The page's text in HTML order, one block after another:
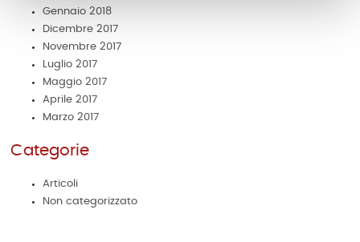
Gennaio 2018
Dicembre 2017
Novembre 2017
Luglio 2017
Maggio 2017
Aprile 2017
Marzo 2017
Categorie
Articoli
Non categorizzato